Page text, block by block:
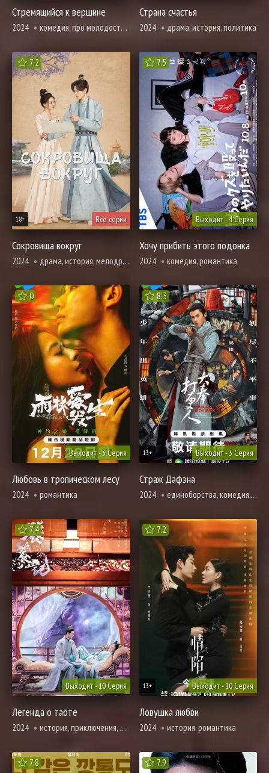
Стремящийся к вершине
2024 комедия, про молодость и любовь, романтика
Страна счастья
2024 драма, история, политика
7.2
Все серии
18+
Сокровища вокруг
2024 драма, история, мелодрама, романтика
7.5
Выходит - 4 Серия
Хочу прибить этого подонка
2024 комедия, романтика
0
Выходит - 3 Серия
Любовь в тропическом лесу
2024 романтика
8.3
Выходит - 3 Серия
13+
Страж Дафэна
2024 единоборства, комедия, расследование, романтика, фэнтези
7.4
Выходит - 10 Серия
Легенда о таоте
2024 история, приключения, романтика, фэнтези
7.2
Выходит - 10 Серия
13+
Ловушка любви
2024 история, романтика
7.8 7.9